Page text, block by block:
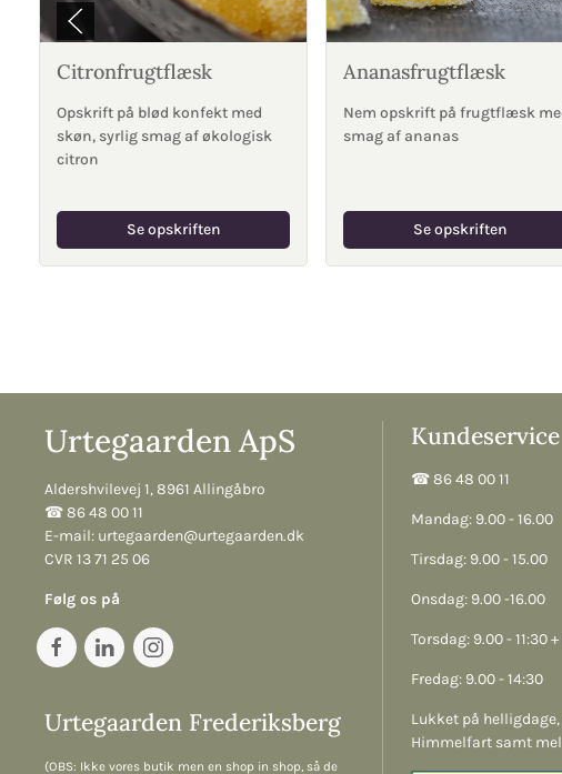
Citronfrugtflæsk
Opskrift på blød konfekt med
skøn, syrlig smag af økologisk
citron
Se opskriften
Ananasfrugtflæsk
Nem opskrift på frugtflæsk
smag af ananas
Se opskriften
Urtegaarden ApS
Aldershvilevej 1, 8961 Allingåbro
☎︎ 86 48 00 11
E-mail: urtegaarden@urtegaarden.dk
CVR 13 71 25 06
Følg os på
Urtegaarden Frederiksberg
(OBS: Ikke vores butik men en shop in shop, så de
Kundeservice
☎︎ 86 48 00 11
Mandag: 9.00 - 16.00
Tirsdag: 9.00 - 15.00
Onsdag: 9.00 -16.00
Torsdag: 9.00 - 11:30
Fredag: 9.00 - 14:30
Lukket på
Himmelfart samt